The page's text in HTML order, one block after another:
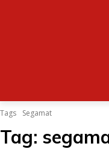
Tags Segamat
Tag: